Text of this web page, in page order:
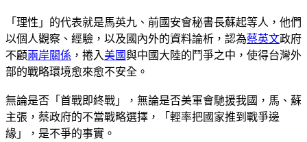
「理性」的代表就是馬英九、前國安會秘書長蘇起等人，他們
以個人觀察、經驗，以及國內外的資料論析，認為蔡英文政府
不顧兩岸關係 ，捲入美國與中國大陸的鬥爭之中，使得台灣外
部的戰略環境愈來愈不安全。
無論是否「首戰即終戰」，無論是否美軍會馳援我國，馬、蘇
主張，蔡政府的不當戰略選擇，「輕率把國家推到戰爭邊
緣」，是不爭的事實。